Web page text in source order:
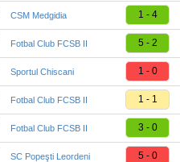
CSM Medgidia 1 - 4
Fotbal Club FCSB II 5 - 2
Sportul Chiscani 1 - 0
Fotbal Club FCSB II 1 - 1
Fotbal Club FCSB II 3 - 0
SC Popeşti Leordeni 5 - 0